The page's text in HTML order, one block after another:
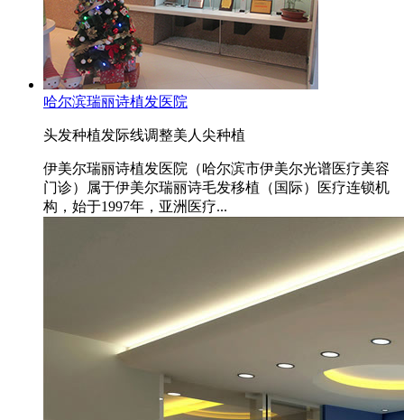
哈尔滨瑞丽诗植发医院
头发种植发际线调整美人尖种植
伊美尔瑞丽诗植发医院（哈尔滨市伊美尔光谱医疗美容
门诊）属于伊美尔瑞丽诗毛发移植（国际）医疗连锁机
构，始于1997年，亚洲医疗...